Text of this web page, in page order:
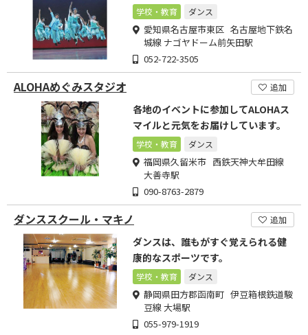
学校・教育 ダンス
愛知県名古屋市東区 名古屋地下鉄名
城線 ナゴヤドーム前矢田駅
052-722-3505
ALOHAめぐみスタジオ 追加
各地のイベントに参加してALOHAス
マイルと元気をお届けしています。
学校・教育 ダンス
福岡県久留米市 西鉄天神大牟田線
大善寺駅
090-8763-2879
ダンススクール・マキノ 追加
ダンスは、誰もがすぐ覚えられる健
康的なスポーツです。
学校・教育 ダンス
静岡県田方郡函南町 伊豆箱根鉄道駿
豆線 大場駅
055-979-1919